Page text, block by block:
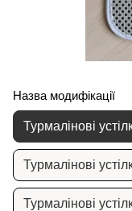
Назва модифікації
Турмалінові
Турмалінові
Турмалінові